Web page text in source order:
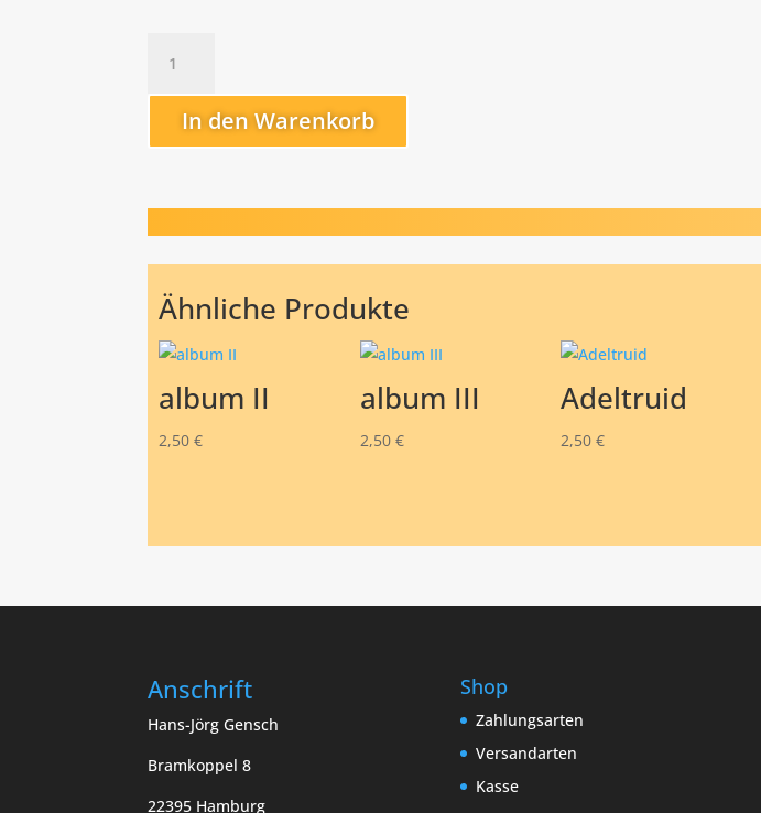
Bird
Menge
In den Warenkorb
Ähnliche Produkte
album II
2,50€
album III
2,50 €
Adeltruid
2,50€
Anschrift
Hans-Jörg Gensch
Bramkoppel 8
22395 Hamburg
Shop
Zahlungsarten
Versandarten
Kasse